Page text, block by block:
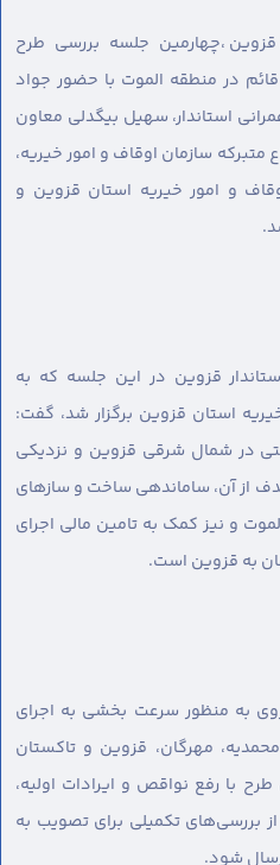
،چهارمین جلسه بررسی طرح
در منطقه الموت با حضور جواد
استاندار، سهیل بیگدلی معاون
سازمان اوقاف و امور خیریه،
و امور خیریه استان قزوین و
قزوین در این جلسه که به
استان قزوین برگزار شد، گفت:
در شمال شرقی قزوین و نزدیکی
از آن، ساماندهی ساخت و سازهای
و نیز کمک به تامین مالی اجرای
به قزوین است.
به منظور سرعت بخشی به اجرای
مهرگان، قزوین و تاکستان
با رفع نواقص و ایرادات اولیه،
بررسی‌های تکمیلی برای تصویب به
شود.